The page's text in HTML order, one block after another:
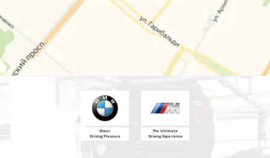
Sheer
Driving Pleasure
The Ultimate
Driving Experience